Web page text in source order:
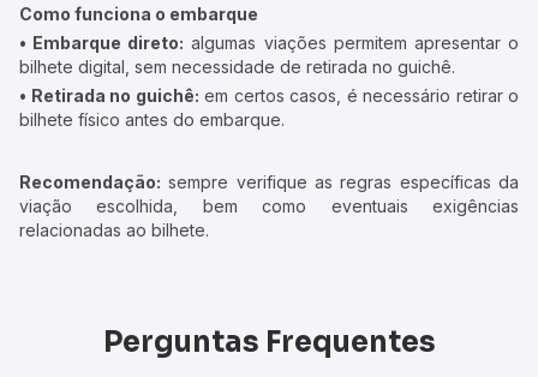
Como funciona o embarque
• Embarque direto: algumas viações permitem apresentar o
bilhete digital, sem necessidade de retirada no guichê.
• Retirada no guichê: em certos casos, é necessário retirar o
bilhete físico antes do embarque.
Recomendação: sempre verifique as regras específicas da
viação escolhida, bem como eventuais exigências
relacionadas ao bilhete.
Perguntas Frequentes